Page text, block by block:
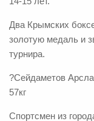
Два Крымских
золотую медаль и
турнира.
?Сейдаметов
57кг
Спортсмен из